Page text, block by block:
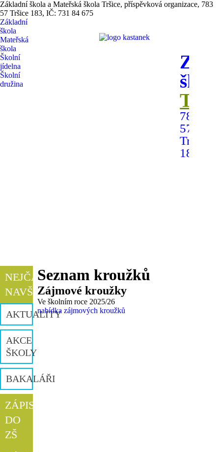
Základní škola a Mateřská škola Tršice, příspěvková organizace, 783
57 Tršice 183, IČ: 731 84 675
Základní
škola
Mateřská
škola
Školní
jídelna
Školní
družina
783
57
Tršice
183
NEJČASTĚJI
NAVŠTĚVOVANÉ
AKTUALITY
AKCE
ŠKOLY
BAKALÁŘI
ZÁPIS
DO
ZŠ
Seznam kroužků
Zájmové kroužky
Ve školním roce 2025/26
nabídka zájmových kroužků